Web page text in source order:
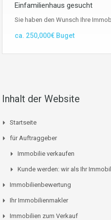
Einfamilienhaus gesucht
Sie haben den Wunsch Ihre
ca. 250,000€ Buget
Inhalt der Website
Startseite
für Auftraggeber
Immobilie verkaufen
Kunde werden: wir als Ihr
Immobilienbewertung
Ihr Immobilienmakler
Immobilien zum Verkauf